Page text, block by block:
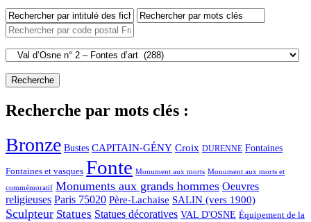
Recherche par mots clés :
Bronze Bustes CAPITAIN-GÉNY Croix DURENNE Fontaines
Fontaines et vasques Fonte Monument aux morts Monument aux morts et
commémoratif Monuments aux grands hommes Oeuvres
religieuses Paris 75020 Père-Lachaise SALIN (vers 1900)
Sculpteur Statues Statues décoratives VAL D'OSNE Équipement de la